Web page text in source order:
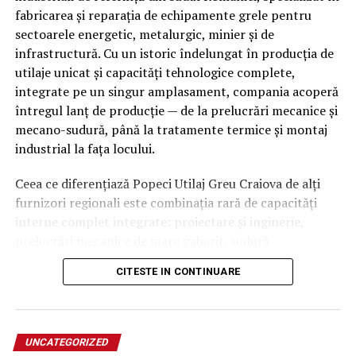
În schimb, în spațiile industriale, depozite, restaurante,
ferme sau zone cu presiune mare de infestare, sunt
recomandate intervenții regulate, uneori chiar lunar sau
trimestrial.
Durata efectului nu depinde doar de substanțele
utilizate, ci și de comportamentul ulterior al
beneficiarului și de condițiile din mediul respectiv.
Factorii care influențează durata efectului unei
Cu cât populația de rozătoare este mai mare, cu atât
fabricarea și reparația de echipamente grele pentru
sectoarele energetic, metalurgic, minier și de
infrastructură. Cu un istoric îndelungat în producția de
utilaje unicat și capacități tehnologice complete,
integrate pe un singur amplasament, compania acoperă
întregul lanț de producție — de la prelucrări mecanice și
mecano-sudură, până la tratamente termice și montaj
industrial la fața locului.
Ceea ce diferențiază Popeci Utilaj Greu Craiova de alți
furnizori regionali este combinația rară de capacități
interne complet integrate: proiectare și inginerie,
specializată, tratamente termice proprii, laboratoare de
testare și un parc industrial dedicat producției unicat.
control strict al calității pe fiecare etapă a fluxului de
CITESTE IN CONTINUARE
UNCATEGORIZED